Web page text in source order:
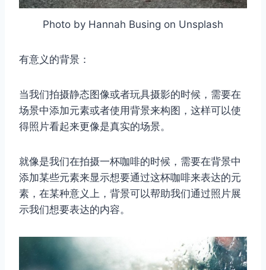
Photo by Hannah Busing on Unsplash
有意义的背景：
当我们拍摄静态图像或者玩具摄影的时候，需要在
场景中添加元素或者使用背景来构图，这样可以使
得照片看起来更像是真实的场景。
就像是我们在拍摄一杯咖啡的时候，需要在背景中
添加某些元素来显示想要通过这杯咖啡来表达的元
素，在某种意义上，背景可以帮助我们通过照片展
示我们想要表达的内容。